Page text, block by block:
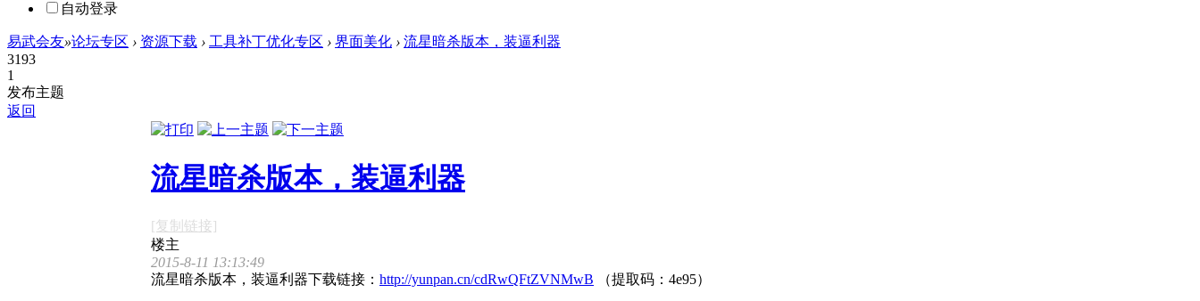
自动登录
易武会友»论坛专区 › 资源下载 › 工具补丁优化专区 › 界面美化 › 流星暗杀版本，装逼利器
3193
1
发布主题
返回
流星暗杀版本，装逼利器
[复制链接]
楼主
2015-8-11 13:13:49
流星暗杀版本，装逼利器下载链接： http://yunpan.cn/cdRwQFtZVNMwB （提取码：4e95）